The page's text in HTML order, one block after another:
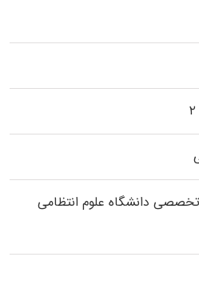
داﻧﺸﮕﺎه ﻋﻠﻮم انتظامی